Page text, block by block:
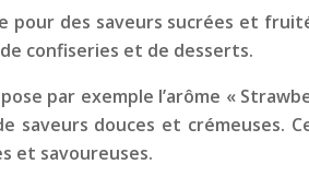
pour des saveurs sucrées et
confiseries et de desserts.
par exemple l’arôme «
saveurs douces et crémeuses.
et savoureuses.